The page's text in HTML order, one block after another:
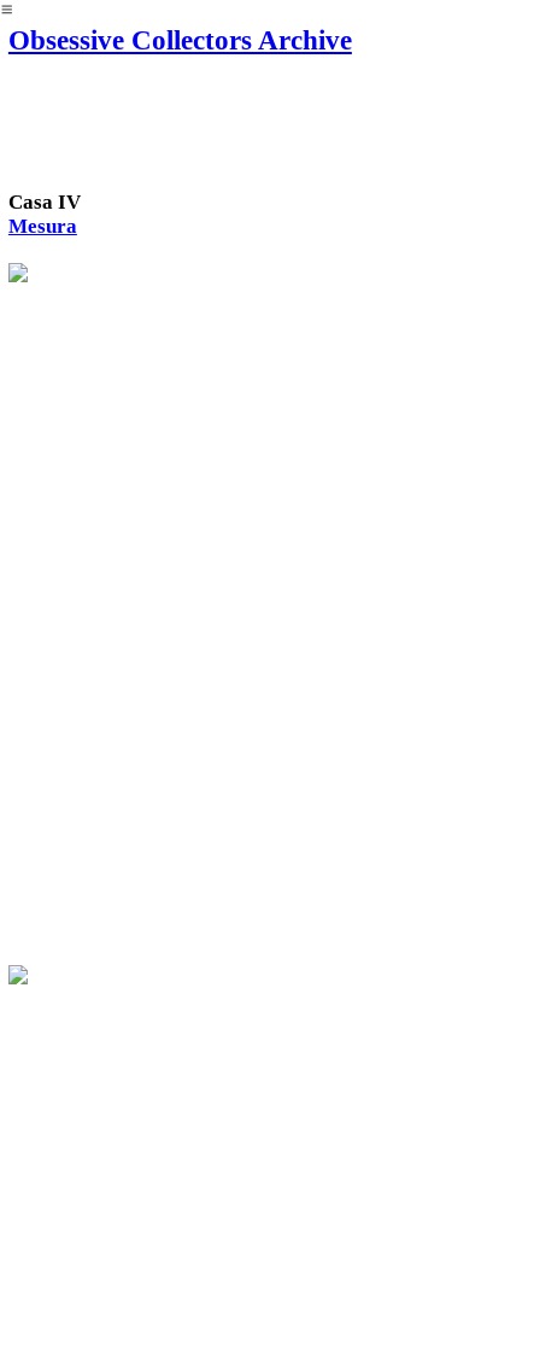
︎
Obsessive Collectors Archive
Casa IV
Mesura